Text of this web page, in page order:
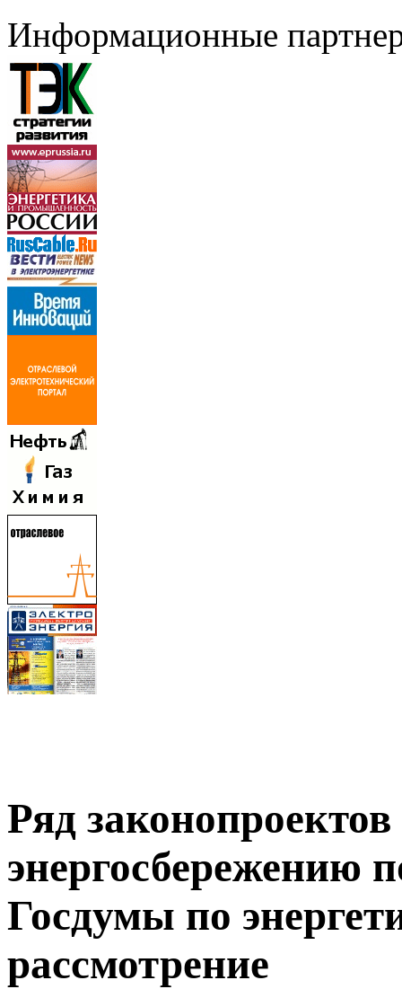
Информационные
Ряд
энергосбережению
Госдумы по
рассмотрение